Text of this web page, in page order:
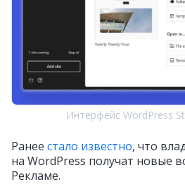
Интерфейс WordPress
Ранее стало известно, что
на WordPress получат новые
Рекламе.